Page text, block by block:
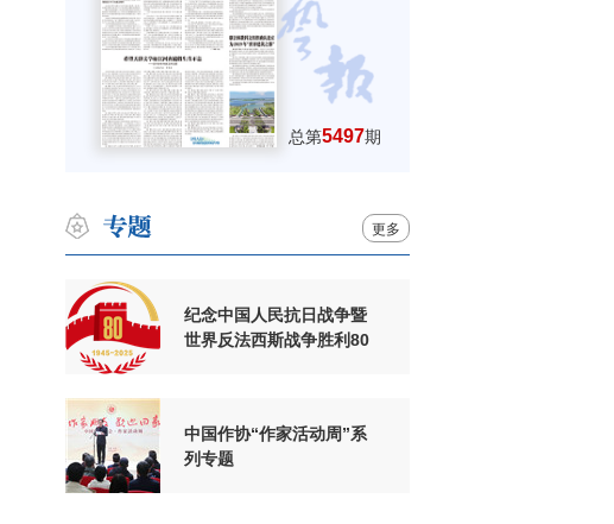
总第5497期
更多
纪念中国人民抗日战争暨
世界反法西斯战争胜利80
中国作协“作家活动周”系
列专题